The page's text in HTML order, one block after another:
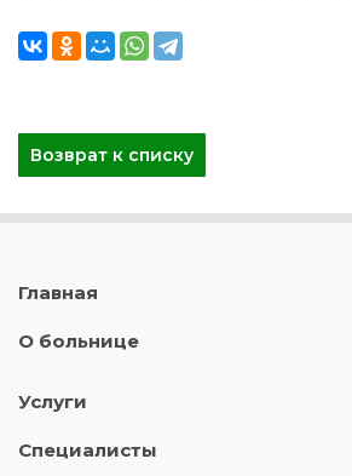
Возврат к списку
Главная
О больнице
Услуги
Специалисты